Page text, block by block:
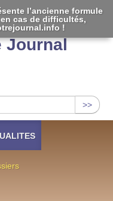
Journal
>>
l’ancienne formule
cas de difficultés,
!